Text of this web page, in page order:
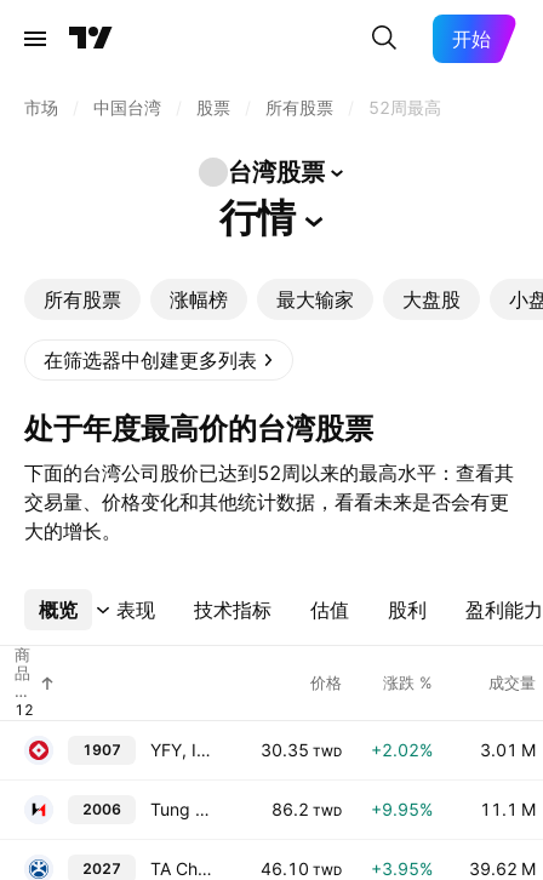
开始
市场 中国台湾 股票 所有股票 52周最高
台湾股票
行情
所有股票 涨幅榜 最大输家 大盘股 小
在筛选器中创建更多列表
处于年度最高价的台湾股票
下面的台湾公司股价已达到52周以来的最高水平：查看其
交易量、价格变化和其他统计数据，看看未来是否会有更
大的增长。
概览 表现 技术指标 估值 股利 盈利能力
更多
商
品
代
码
价格 涨跌 % 成交量
1907 YFY, Inc. 30.35 TWD +2.02% 3.01 M
2006 Tung Ho Steel Enterprise Corp. 86.2 TWD +9.95% 11.1 M
2027 TA Chen Stainless Pipe Co., Ltd. 46.10 TWD +3.95% 39.62 M